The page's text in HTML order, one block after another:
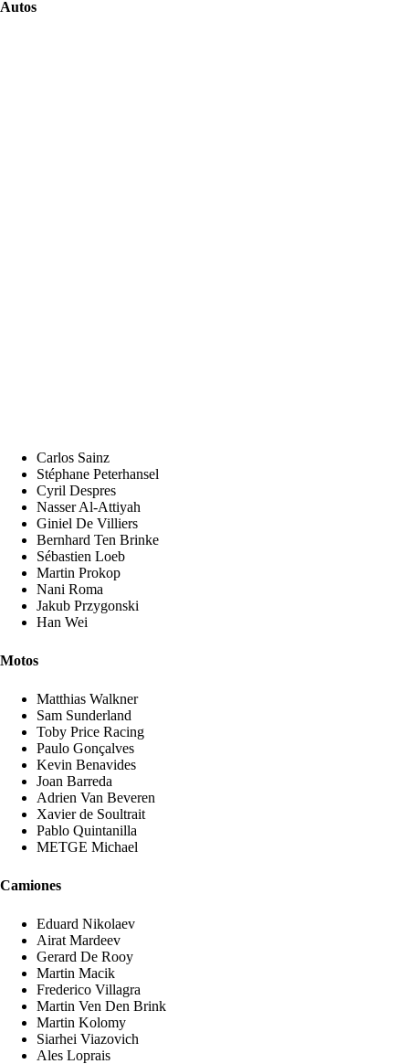
Autos
Carlos Sainz
Stéphane Peterhansel
Cyril Despres
Nasser Al-Attiyah
Giniel De Villiers
Bernhard Ten Brinke
Sébastien Loeb
Martin Prokop
Nani Roma
Jakub Przygonski
Han Wei
Motos
Matthias Walkner
Sam Sunderland
Toby Price Racing
Paulo Gonçalves
Kevin Benavides
Joan Barreda
Adrien Van Beveren
Xavier de Soultrait
Pablo Quintanilla
METGE Michael
Camiones
Eduard Nikolaev
Airat Mardeev
Gerard De Rooy
Martin Macik
Frederico Villagra
Martin Ven Den Brink
Martin Kolomy
Siarhei Viazovich
Ales Loprais